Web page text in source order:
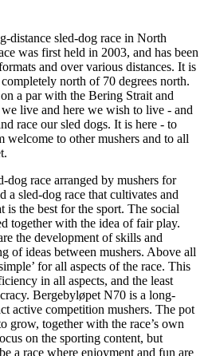
distance sled-dog race in North
was first held in 2003, and has been
and over various distances. It is
north of 70 degrees north.
a par with the Bering Strait and
live and here we wish to live - and
race our sled dogs. It is here - to
to other mushers and to all
dog race arranged by mushers for
a sled-dog race that cultivates and
is the best for the sport. The social
together with the idea of fair play.
the development of skills and
of ideas between mushers. Above all
for all aspects of the race. This
in all aspects, and the least
Bergebyløpet N70 is a long-
active competition mushers. The pot
grow, together with the race’s own
on the sporting content, but
a race where enjoyment and fun are